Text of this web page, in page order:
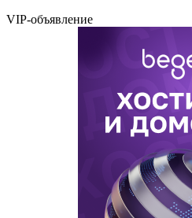
VIP-объявление